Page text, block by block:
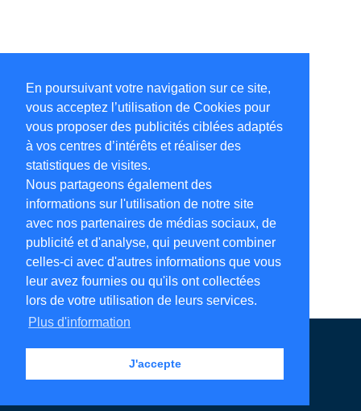
En poursuivant votre navigation sur ce site,
vous acceptez l’utilisation de Cookies pour
vous proposer des publicités ciblées adaptés
à vos centres d’intérêts et réaliser des
statistiques de visites.
Nous partageons également des
informations sur l'utilisation de notre site
avec nos partenaires de médias sociaux, de
publicité et d'analyse, qui peuvent combiner
celles-ci avec d'autres informations que vous
leur avez fournies ou qu'ils ont collectées
lors de votre utilisation de leurs services.
Plus d'information
J'accepte
Annuaire en ligne Légales Contact
Ajouter votre adresse